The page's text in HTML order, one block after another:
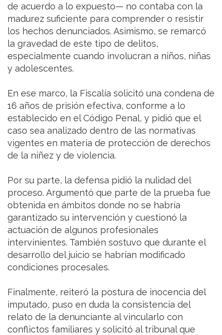
de acuerdo a lo expuesto— no contaba con la
madurez suficiente para comprender o resistir
los hechos denunciados. Asimismo, se remarcó
la gravedad de este tipo de delitos,
especialmente cuando involucran a niños, niñas
y adolescentes.
En ese marco, la Fiscalía solicitó una condena de
16 años de prisión efectiva, conforme a lo
establecido en el Código Penal, y pidió que el
caso sea analizado dentro de las normativas
vigentes en materia de protección de derechos
de la niñez y de violencia.
Por su parte, la defensa pidió la nulidad del
proceso. Argumentó que parte de la prueba fue
obtenida en ámbitos donde no se habría
garantizado su intervención y cuestionó la
actuación de algunos profesionales
intervinientes. También sostuvo que durante el
desarrollo del juicio se habrían modificado
condiciones procesales.
Finalmente, reiteró la postura de inocencia del
imputado, puso en duda la consistencia del
relato de la denunciante al vincularlo con
conflictos familiares y solicitó al tribunal que